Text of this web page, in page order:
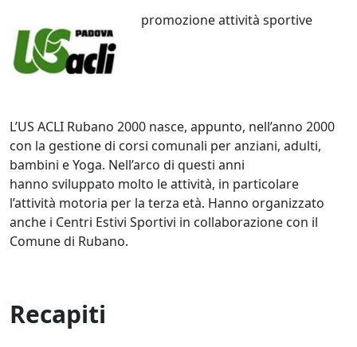
promozione attività sportive
L’US ACLI Rubano 2000 nasce, appunto, nell’anno 2000
con la gestione di corsi comunali per anziani, adulti,
bambini e Yoga. Nell’arco di questi anni
hanno sviluppato molto le attività, in particolare
l’attività motoria per la terza età. Hanno organizzato
anche i Centri Estivi Sportivi in collaborazione con il
Comune di Rubano.
Recapiti